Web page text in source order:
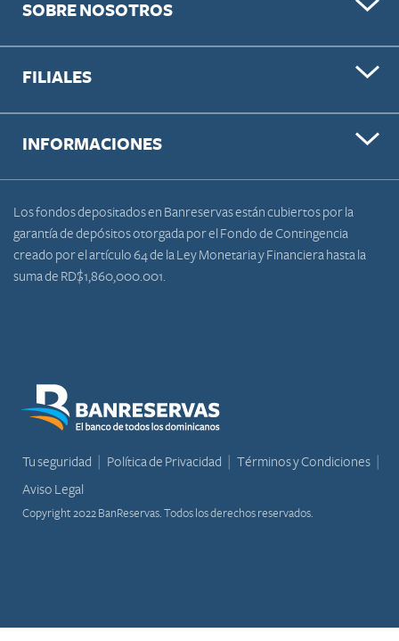
SOBRE NOSOTROS
FILIALES
INFORMACIONES
Los fondos depositados en Banreservas están cubiertos por la
garantía de depósitos otorgada por el Fondo de Contingencia
creado por el artículo 64 de la Ley Monetaria y Financiera hasta la
suma de RD$1,860,000.001.
Tu seguridad Política de Privacidad
Términos y Condiciones
Aviso Legal
Copyright 2022 BanReservas. Todos los derechos reservados.